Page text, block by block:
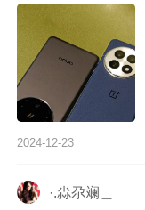
2024-12-23
·.尛尕斓＿